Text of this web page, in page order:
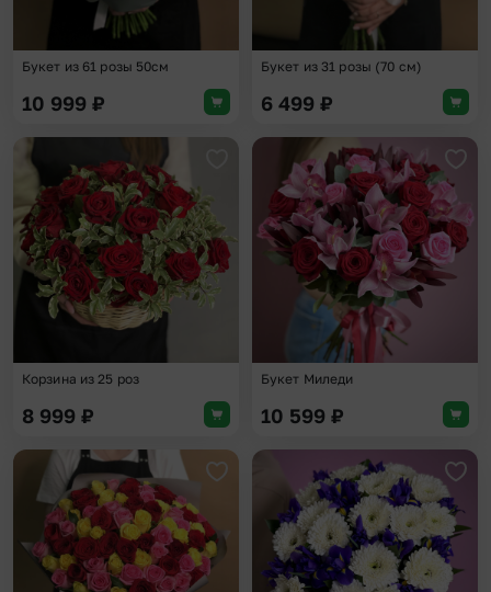
Букет из 61 розы 50см
10 999 ₽
Букет из 31 розы (70 см)
6 499 ₽
Добавить в избранное
Корзина из 25 роз
8 999 ₽
Букет Миледи
10 599 ₽
Добавить в избранное